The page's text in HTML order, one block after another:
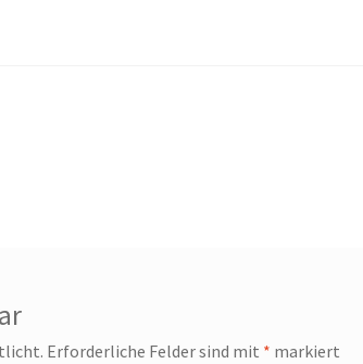
Erforderliche Felder sind mit * markiert